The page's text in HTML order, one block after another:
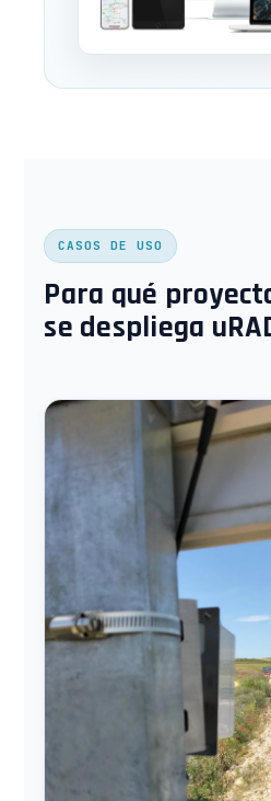
CASOS DE USO
Para qué
se despliega